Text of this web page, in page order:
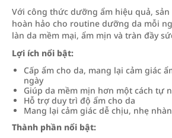
Với công thức dưỡng ẩm hiệu quả,
hoàn hảo cho routine dưỡng da mỗi
làn da mềm mại, ẩm mịn và tràn đầy
Lợi ích nổi bật:
Cấp ẩm cho da, mang lại cảm giác
ngày
Giúp da mềm mịn hơn một cách tự
Hỗ trợ duy trì độ ẩm cho da
Mang lại cảm giác dễ chịu, nhẹ
Thành phần nổi bật: